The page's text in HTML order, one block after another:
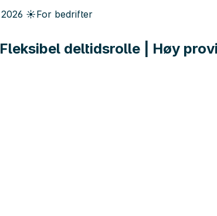
2026 ☀️For bedrifter
deltidsrolle | Høy